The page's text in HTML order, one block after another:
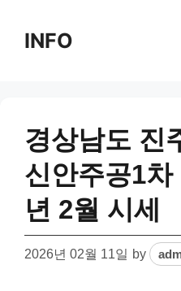
contentINFO
경상남도 진
신안주공1
년 2월 시세
2026년 02월 11일 by